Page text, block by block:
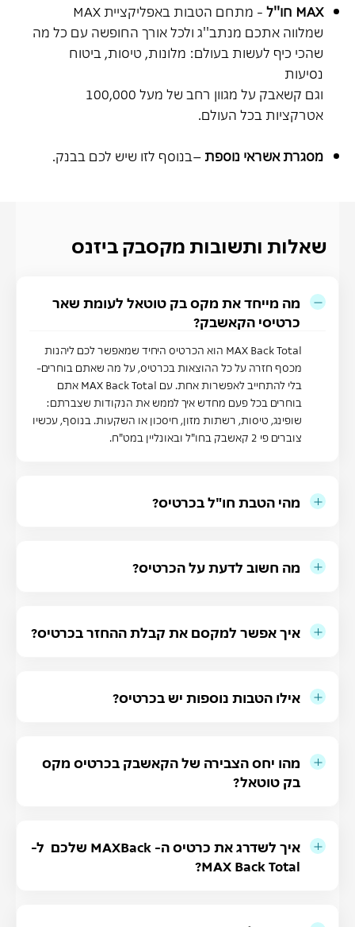
MAX חו''ל
- מתחם הטבות באפליקציית MAX
שמלווה אתכם מנתב''ג ולכל אורך החופשה עם כל מה
שהכי כיף לעשות בעולם: מלונות, טיסות, ביטוח
נסיעות
וגם קשאבק על מגוון רחב של מעל 100,000
אטרקציות בכל העולם.
מסגרת אשראי נוספת –בנוסף לזו שיש לכם בבנק.
שאלות ותשובות מקסבק ביזנס
מה מייחד את מקס בק טוטאל לעומת שאר
כרטיסי הקאשבק?
MAX Back Total הוא הכרטיס היחיד שמאפשר לכם ליהנות
מכסף חזרה על כל ההוצאות בכרטיס, על מה שאתם בוחרים-
בלי להתחייב לאפשרות אחת. עם MAX Back Total אתם
בוחרים בכל פעם מחדש איך לממש את הנקודות שצברתם:
שופינג, טיסות, רשתות מזון, חיסכון או השקעות. בנוסף, עכשיו
צוברים פי 2 קאשבק בחו"ל ובאונליין במט"ח.
מהי הטבת חו"ל בכרטיס?
מה חשוב לדעת על הכרטיס?
איך אפשר למקסם את קבלת ההחזר בכרטיס?
אילו הטבות נוספות יש בכרטיס?
מהו יחס הצבירה של הקאשבק בכרטיס מקס
בק טוטאל?
איך לשדרג את כרטיס ה- MAXBack שלכם ל-
MAX Back Total?